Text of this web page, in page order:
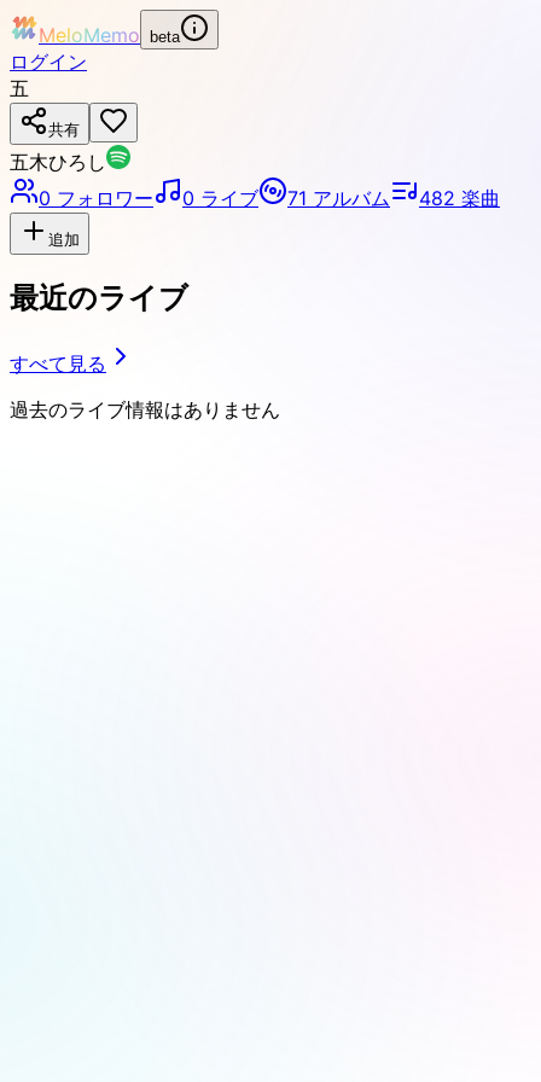
MeloMemo beta
ログイン
五
共有
五木ひろし
0 フォロワー 0 ライブ 71 アルバム 482 楽曲
追加
最近のライブ
すべて見る
過去のライブ情報はありません